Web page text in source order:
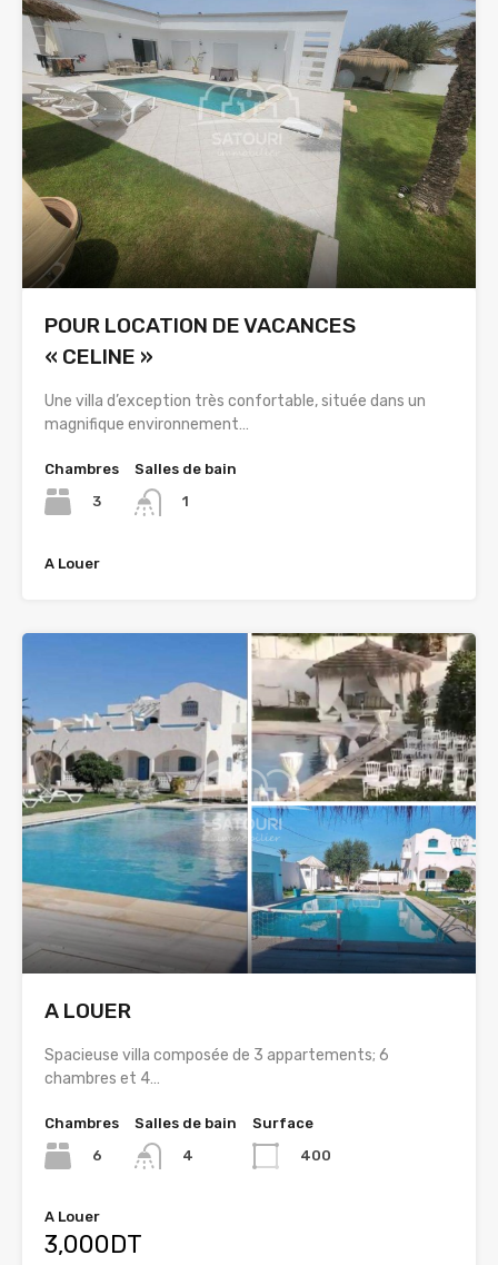
POUR LOCATION DE VACANCES
« CELINE »
Une villa d’exception très confortable, située dans un
magnifique environnement…
Chambres
3
Salles de bain
1
A Louer
A LOUER
Spacieuse villa composée de 3 appartements; 6
chambres et 4…
Chambres
6
Salles de bain
4
Surface
400
A Louer
3,000DT